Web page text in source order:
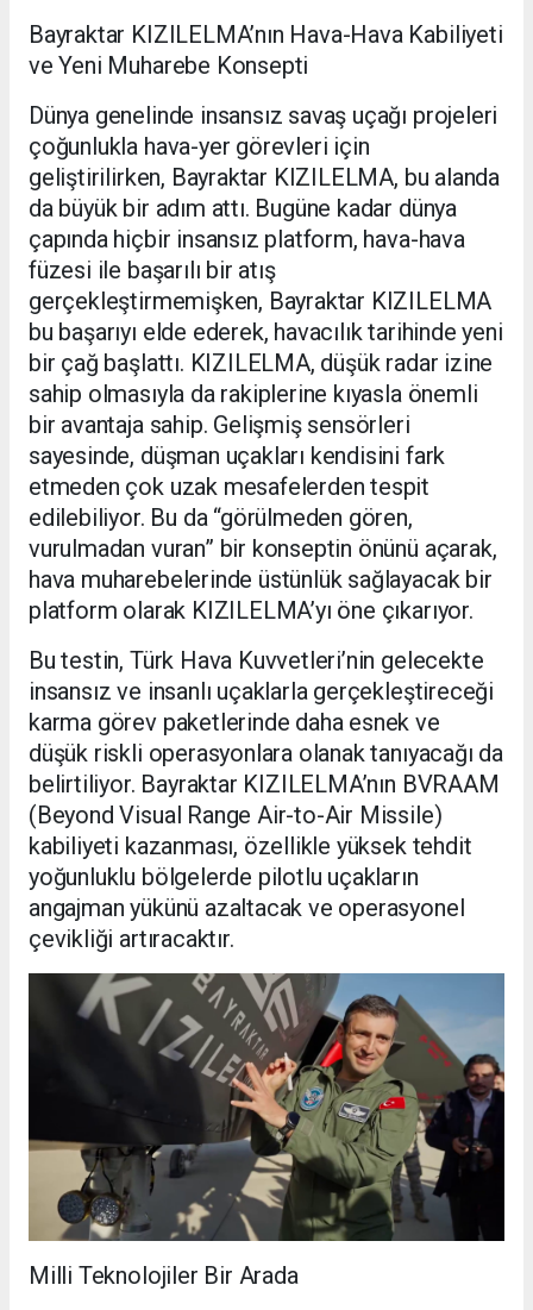
Bayraktar KIZILELMA’nın Hava-Hava Kabiliyeti
ve Yeni Muharebe Konsepti
Dünya genelinde insansız savaş uçağı projeleri
çoğunlukla hava-yer görevleri için
geliştirilirken, Bayraktar KIZILELMA, bu alanda
da büyük bir adım attı. Bugüne kadar dünya
çapında hiçbir insansız platform, hava-hava
füzesi ile başarılı bir atış
gerçekleştirmemişken, Bayraktar KIZILELMA
bu başarıyı elde ederek, havacılık tarihinde yeni
bir çağ başlattı. KIZILELMA, düşük radar izine
sahip olmasıyla da rakiplerine kıyasla önemli
bir avantaja sahip. Gelişmiş sensörleri
sayesinde, düşman uçakları kendisini fark
etmeden çok uzak mesafelerden tespit
edilebiliyor. Bu da “görülmeden gören,
vurulmadan vuran” bir konseptin önünü açarak,
hava muharebelerinde üstünlük sağlayacak bir
platform olarak KIZILELMA’yı öne çıkarıyor.
Bu testin, Türk Hava Kuvvetleri’nin gelecekte
insansız ve insanlı uçaklarla gerçekleştireceği
karma görev paketlerinde daha esnek ve
düşük riskli operasyonlara olanak tanıyacağı da
belirtiliyor. Bayraktar KIZILELMA’nın BVRAAM
(Beyond Visual Range Air-to-Air Missile)
kabiliyeti kazanması, özellikle yüksek tehdit
yoğunluklu bölgelerde pilotlu uçakların
angajman yükünü azaltacak ve operasyonel
çevikliği artıracaktır.
Milli Teknolojiler Bir Arada